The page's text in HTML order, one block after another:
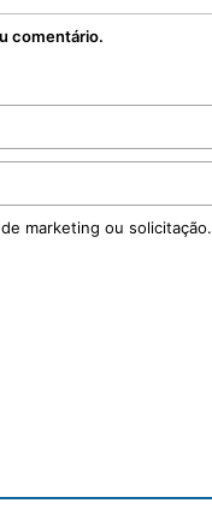
comentário.
marketing ou solicitação.